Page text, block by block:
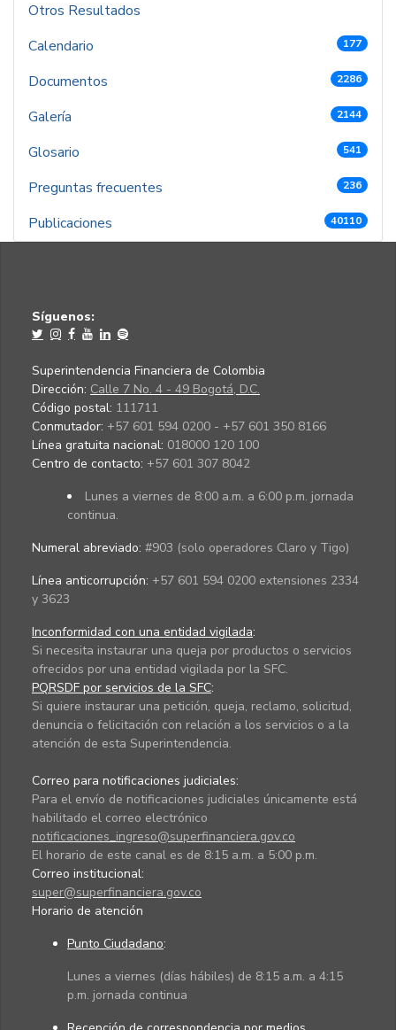
Otros Resultados
Calendario
177
Documentos 2286
Galería 2144
Glosario 541
Preguntas frecuentes 236
Publicaciones 40110
Síguenos:
Superintendencia Financiera de Colombia
Dirección: Calle 7 No. 4 - 49 Bogotá, D.C.
Código postal: 111711
Conmutador: +57 601 594 0200 - +57 601 350 8166
Línea gratuita nacional: 018000 120 100
Centro de contacto: +57 601 307 8042
Lunes a viernes de 8:00 a.m. a 6:00 p.m. jornada
continua.
Numeral abreviado: #903 (solo operadores Claro y Tigo)
Línea anticorrupción: +57 601 594 0200 extensiones 2334
y 3623
Inconformidad con una entidad vigilada:
Si necesita instaurar una queja por productos o servicios
ofrecidos por una entidad vigilada por la SFC.
PQRSDF por servicios de la SFC:
Si quiere instaurar una petición, queja, reclamo, solicitud,
denuncia o felicitación con relación a los servicios o a la
atención de esta Superintendencia.
Correo para notificaciones judiciales:
Para el envío de notificaciones judiciales únicamente está
habilitado el correo electrónico
notificaciones_ingreso@superfinanciera.gov.co
El horario de este canal es de 8:15 a.m. a 5:00 p.m.
Correo institucional:
super@superfinanciera.gov.co
Horario de atención
Punto Ciudadano:
Lunes a viernes (días hábiles) de 8:15 a.m. a 4:15
p.m. jornada continua